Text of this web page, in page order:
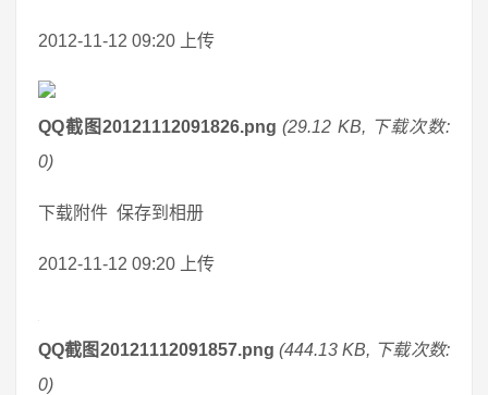
2012-11-12 09:20 上传
QQ截图20121112091826.png (29.12 KB, 下载次数:
0)
下载附件 保存到相册
2012-11-12 09:20 上传
QQ截图20121112091857.png (444.13 KB, 下载次数:
0)